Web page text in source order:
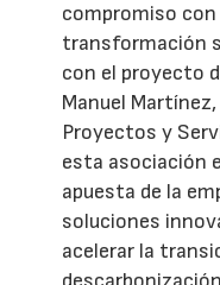
compromiso
transformación
con el proyecto
Manuel
Proyectos y
esta asociación
apuesta de la
soluciones
acelerar la